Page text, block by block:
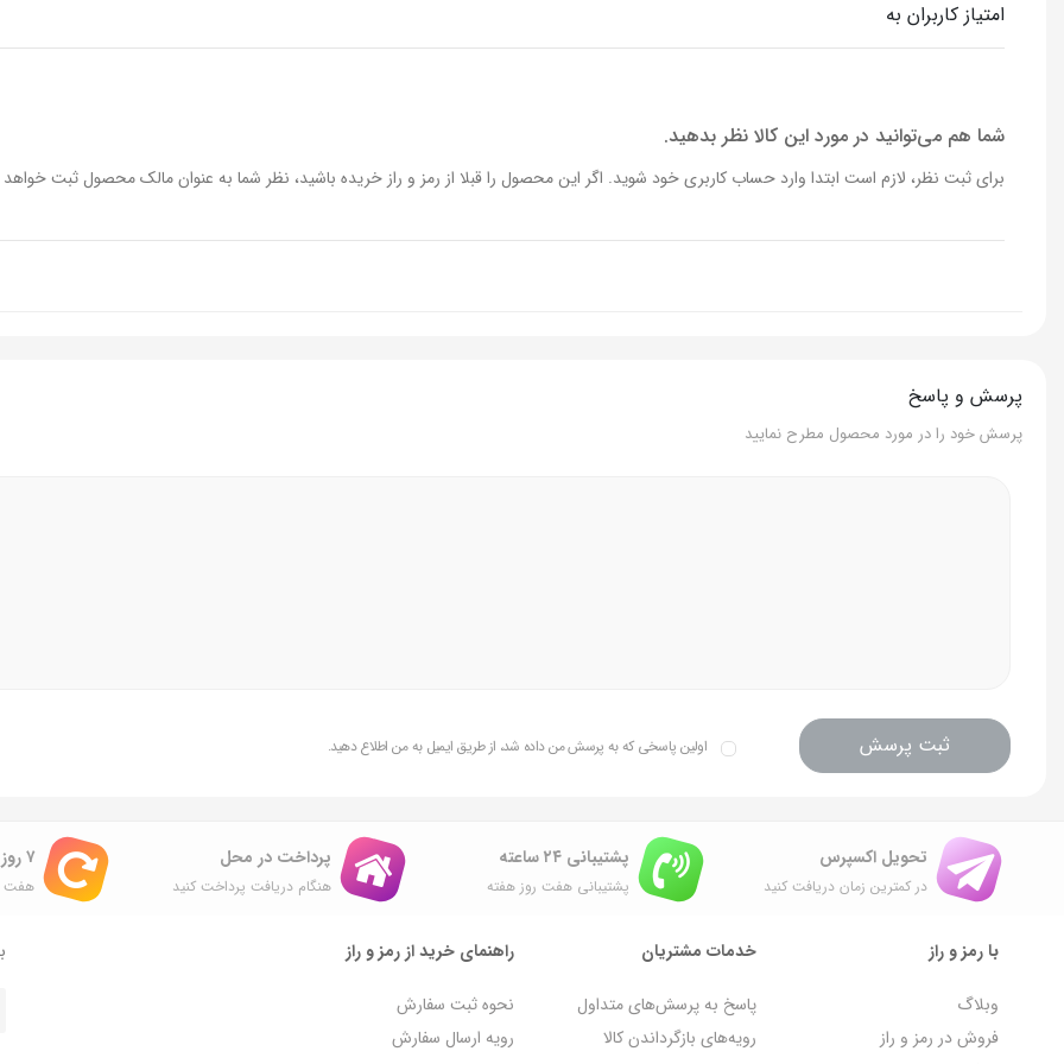
اپنینگ ادکلن زرجوف میوز ١٠٠ میل هاردباکس کاملا میوه ای و شیرینه.حس تازگی رازبری با ملسی آلو هارمونی قشنگی رو به وجود
آکورد گل های سفید بین اپنینگ و درای داون در نوسان هستن و از طرف همه به شکل مشخص حس نمیشه.
اکثر عطرای چرمی زنانه با چوب یا آکوردای تلخ تلفیق میشن و اون حس کلیشه مرموز عطرای چرمی رو میدن اما حس چرمی تو این پرفیوم کاملا
خیلی رایحه بالانس،متفاوت و باکیفیتی داره و قطعا یکی از بااصالت ترین و لوکس ترین روایحی هست که تست کردم و بشدت قابلیت تبدیل شدن به عطر
امتیاز کاربران به
شما هم می‌توانید در مورد این کالا نظر بدهید.
برای ثبت نظر، لازم است ابتدا وارد حساب کاربری خود شوید. اگر این محصول را قبلا از رمز و راز خریده باشید، نظر شما به عنوان مالک محصول ثبت
پرسش و پاسخ
پرسش خود را در مورد محصول مطرح نمایید
ثبت پرسش اولین پاسخی که به پرسش من داده شد، از طریق ایمیل به من اطلاع دهید.
تحویل اکسپرس
در کمترین زمان دریافت کنید
پشتیبانی ۲۴ ساعته
پشتیبانی هفت روز هفته
پرداخت در محل
هنگام دریافت پرداخت کنید
۷ روز ضمانت بازگشت
هفت
با رمز و راز
وبلاگ
فروش در رمز و راز
خدمات مشتریان
پاسخ به پرسش‌های متداول
رویه‌های بازگرداندن کالا
راهنمای خرید از رمز و راز
نحوه ثبت سفارش
رویه ارسال سفارش